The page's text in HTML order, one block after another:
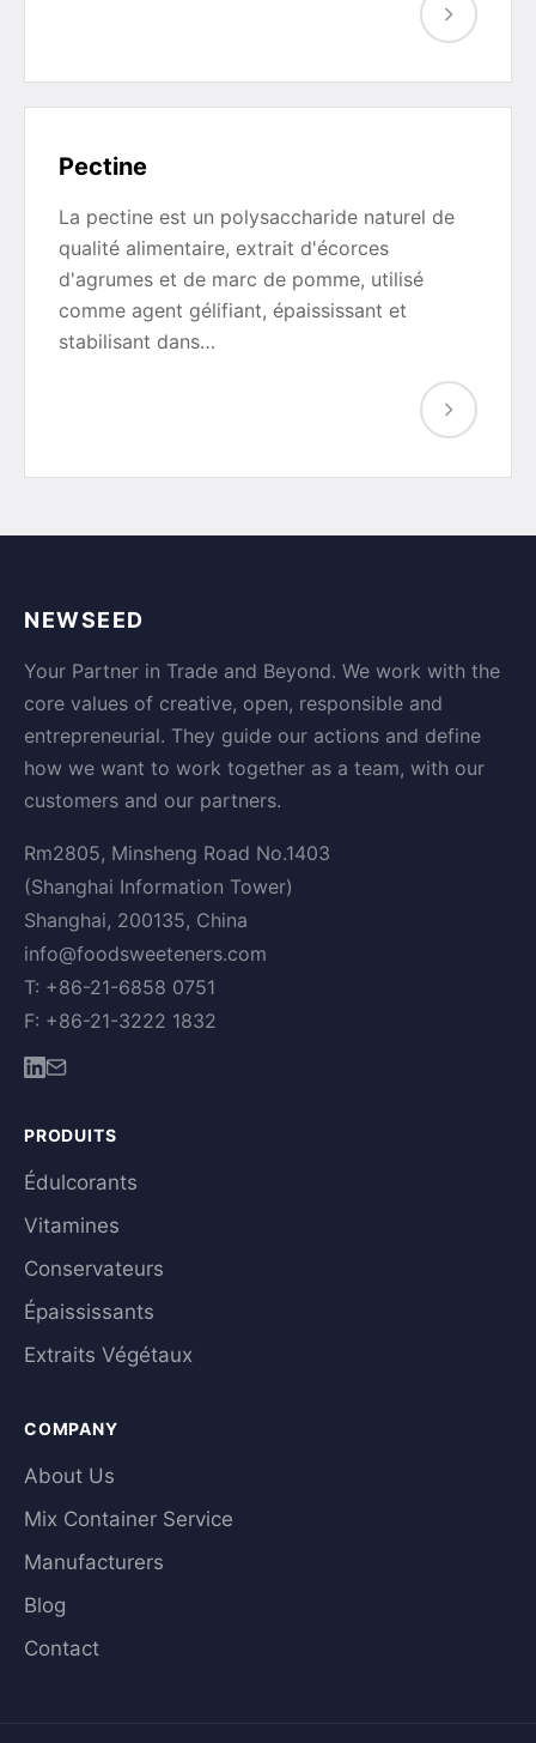
Pectine
La pectine est un polysaccharide naturel de
qualité alimentaire, extrait d'écorces
d'agrumes et de marc de pomme, utilisé
comme agent gélifiant, épaississant et
stabilisant dans…
NEWSEED
Your Partner in Trade and Beyond. We work with the
core values of creative, open, responsible and
entrepreneurial. They guide our actions and define
how we want to work together as a team, with our
customers and our partners.
Rm2805, Minsheng Road No.1403
(Shanghai Information Tower)
Shanghai, 200135, China
info@foodsweeteners.com
T: +86-21-6858 0751
F: +86-21-3222 1832
PRODUITS
Édulcorants
Vitamines
Conservateurs
Épaississants
Extraits Végétaux
COMPANY
About Us
Mix Container Service
Manufacturers
Blog
Contact